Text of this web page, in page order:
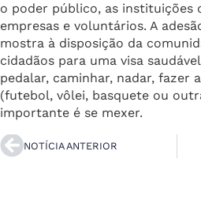
o poder público, as instituições
empresas e voluntários. A
mostra à disposição da
cidadãos para uma visa
pedalar, caminhar, nadar, fazer
(futebol, vôlei, basquete ou
importante é se mexer.
NOTÍCIA ANTERIOR